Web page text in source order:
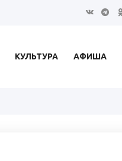
КУЛЬТУРА АФИША